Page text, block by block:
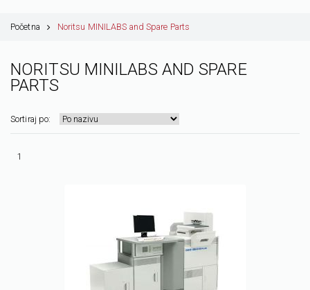
Početna Noritsu MINILABS and Spare Parts
NORITSU MINILABS AND SPARE
PARTS
Sortiraj po:
1